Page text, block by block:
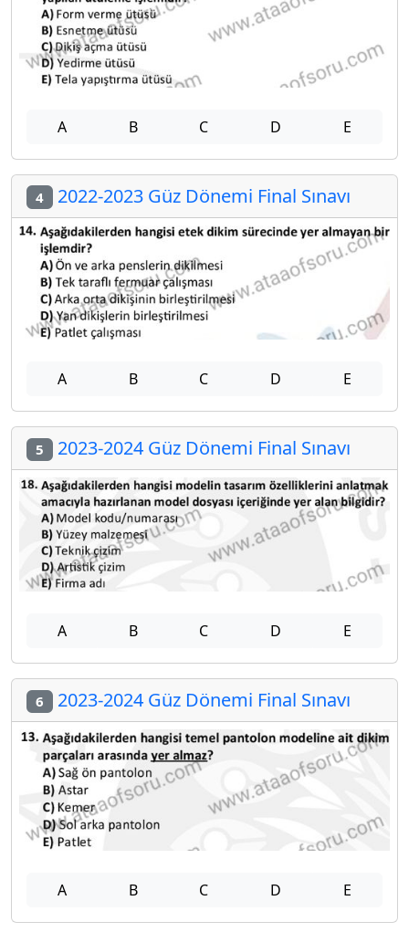
A B C D E
4 2022-2023 Güz Dönemi Final Sınavı
A B C D E
5 2023-2024 Güz Dönemi Final Sınavı
A B C D E
6 2023-2024 Güz Dönemi Final Sınavı
A B C D E